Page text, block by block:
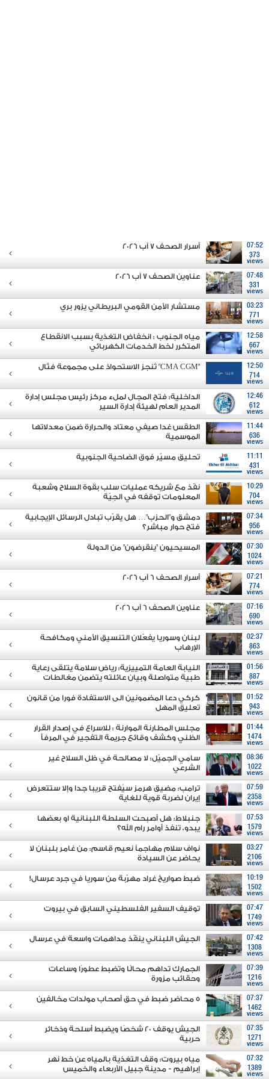
07:52
373
views
أسرار الصحف 7 آب 2026
07:48
331
views
عناوين الصحف 7 آب 2026
03:23
771
views
مستشار الأمن القومي البريطاني يزور بري
12:58
667
views
مياه الجنوب : انخفاض التغذية بسبب الانقطاع
المتكرر لخط الخدمات الكهربائي
12:50
714
views
"CMA CGM" تُنجز الاستحواذ على مجموعة فتّال
12:46
612
views
الداخلية: فتح المجال لملء مركز رئيس مجلس إدارة
المدير العام لهيئة إدارة السير
11:44
636
views
الطقس غدا صيفي معتاد والحرارة ضمن معدلاتها
الموسمية
11:11
431
views
تحليق مسيّر فوق الضاحية الجنوبية
10:29
704
views
نفّذ مع شريكه عمليات سلب بقوة السلاح وشعبة
المعلومات توقفه في الجِيّة
07:34
956
views
دمشق و"الحزب"… هل يقرّب تبادل الرسائل الإيجابية
فتح حوار مباشر؟
07:30
1024
views
المسيحيون "ينقرضون" من الدولة
07:21
774
views
أسرار الصحف 6 آب 2026
07:16
690
views
عناوين الصحف 6 آب 2026
02:37
863
views
لبنان وسوريا يفعّلان التنسيق الأمني ومكافحة
الإرهاب
01:56
887
views
النيابة العامة التمييزية: رياض سلامة يتلقى رعاية
طبية متواصلة وبيان عائلته يتضمن مغالطات
01:52
943
views
كركي دعا المضمونين الى الاستفادة فورا من قانون
تعليق المهل
01:44
1474
views
مجلس المطارنة الموارنة : للاسراع في إصدار القرار
الظني وكشف وقائع جريمة التفجير في المرفأ
08:36
1022
views
سامي الجميّل: لا مصالحة في ظل السلاح غير
الشرعي
07:59
2358
views
ترامب: مضيق هرمز سيُفتح قريبا جدا وإلا ستتعرض
إيران لضربة قوية للغاية
07:53
1579
views
جنبلاط: هل أصبحت السلطة اللبنانية او بعضها
يبدو، تنفذ أوامر رام الله؟
03:27
2106
views
نواف سلام مهاجماً نعيم قاسم: من غامر بلبنان لا
يحاضر عن السيادة
10:19
1502
views
ضبط صواريخ غراد مهرّبة من سوريا في جرد عرسال!
07:47
1749
views
توقيف السفير الفلسطيني السابق في بيروت
07:42
1308
views
الجيش اللبناني ينفّذ مداهمات واسعة في عرسال
07:39
1216
views
الجمارك تداهم محالًا وتضبط عطورًا وساعات
وحقائب مزورة
07:37
1462
views
5 محاضر ضبط في حق أصحاب مولدات مخالفين
07:35
1271
views
الجيش يوقف 20 شخصًا ويضبط أسلحة وذخائر
حربية
07:32
1389
views
مياه بيروت: وقف التغذية بالمياه عن خط نهر
إبراهيم - مدينة جبيل الأربعاء والخميس